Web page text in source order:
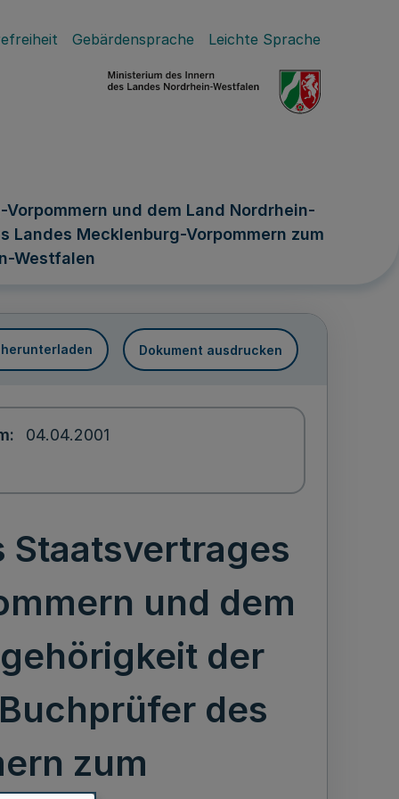
Gebärdensprache Leichte Sprache
und dem Land Nordrhein-
Mecklenburg-Vorpommern zum
Westfalen
herunterladen Dokument ausdrucken
04.04.2001
Staatsvertrages
und dem
der
des
zum